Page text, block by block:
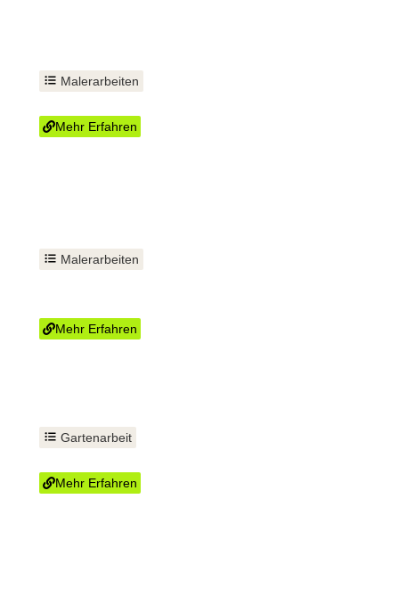
Malerarbeiten
Mehr Erfahren
Malerarbeiten
Mehr Erfahren
Gartenarbeit
Mehr Erfahren